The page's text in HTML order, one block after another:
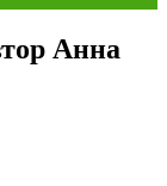
Анна